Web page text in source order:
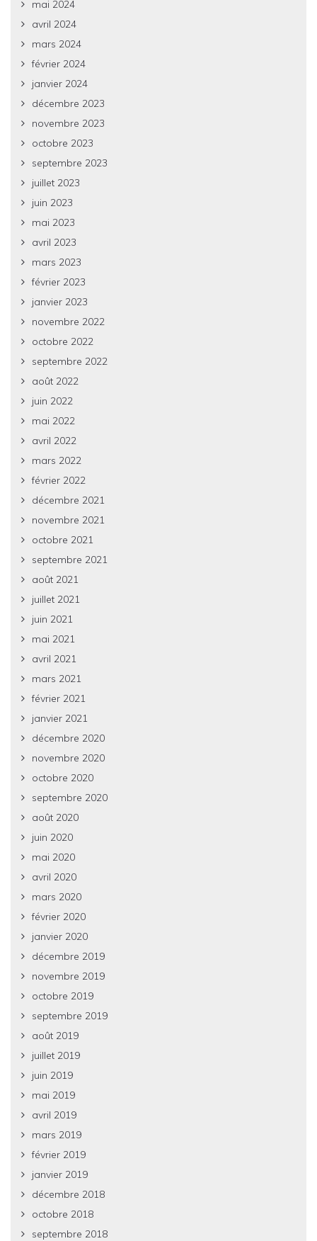
mai 2024
avril 2024
mars 2024
février 2024
janvier 2024
décembre 2023
novembre 2023
octobre 2023
septembre 2023
juillet 2023
juin 2023
mai 2023
avril 2023
mars 2023
février 2023
janvier 2023
novembre 2022
octobre 2022
septembre 2022
août 2022
juin 2022
mai 2022
avril 2022
mars 2022
février 2022
décembre 2021
novembre 2021
octobre 2021
septembre 2021
août 2021
juillet 2021
juin 2021
mai 2021
avril 2021
mars 2021
février 2021
janvier 2021
décembre 2020
novembre 2020
octobre 2020
septembre 2020
août 2020
juin 2020
mai 2020
avril 2020
mars 2020
février 2020
janvier 2020
décembre 2019
novembre 2019
octobre 2019
septembre 2019
août 2019
juillet 2019
juin 2019
mai 2019
avril 2019
mars 2019
février 2019
janvier 2019
décembre 2018
octobre 2018
septembre 2018